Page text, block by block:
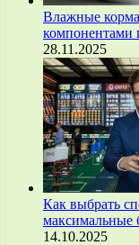
Влажные
компонентами
28.11.2025
Как выбрать
максимальные
14.10.2025